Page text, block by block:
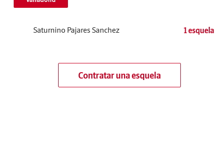
Saturnino Pajares Sanchez 1 esquela
Contratar una esquela